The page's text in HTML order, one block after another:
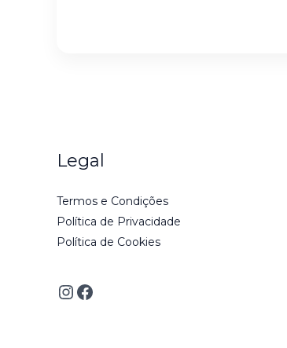
Legal
Termos e Condições
Política de Privacidade
Política de Cookies